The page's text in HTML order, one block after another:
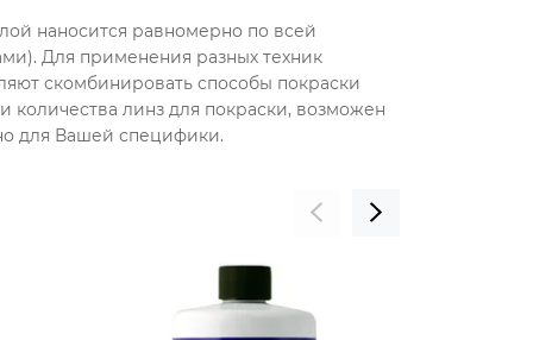
наносится равномерно по всей
Для применения разных техник
скомбинировать способы покраски
линз для покраски, возможен
для Вашей специфики.